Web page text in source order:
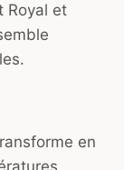
Royal et
en